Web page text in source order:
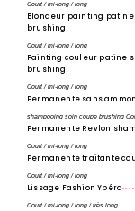
Court / mi-long / long
Blondeur painting
brushing
Court / mi-long / long
Painting couleur patine
brushing
Court / mi-long / long
Permanente sans
shampooing soin coupe brushing
Permanente Revlon
Court / mi-long / long
Permanente traitante
Court / mi-long / long
Lissage Fashion Ybéra
Court / mi-long / long / très long